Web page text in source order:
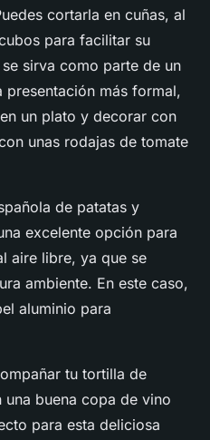
cortarla en cuñas, al
para facilitar su
sirva como parte de un
presentación más formal,
un plato y decorar con
unas rodajas de tomate
de patatas y
excelente opción para
aire libre, ya que se
ambiente. En este caso,
aluminio para
tu tortilla de
buena copa de vino
para esta deliciosa